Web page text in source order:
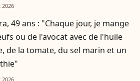
49 ans : "Chaque jour, je mange
ou de l'avocat avec de l'huile
de la tomate, du sel marin et un